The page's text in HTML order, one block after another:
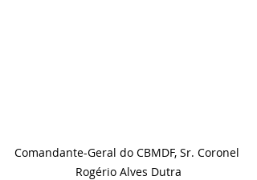
Comandante-Geral do CBMDF, Sr. Coronel
Rogério Alves Dutra